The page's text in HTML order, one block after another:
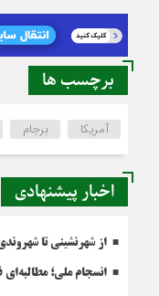
برچسب ها
آمریکا برجام
اخبار پیشنهادی
از شهرنشینی تا
انسجام ملی؛ مطالبه‌ای